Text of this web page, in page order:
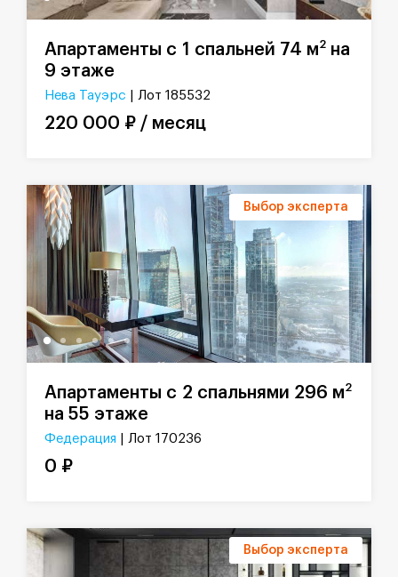
Апартаменты с 1 спальней 74 м2 на
9 этаже
Нева Тауэрс | Лот 185532
220 000 ₽ / месяц
Выбор эксперта
Апартаменты с 2 спальнями 296 м2
на 55 этаже
Федерация | Лот 170236
0 ₽
Выбор эксперта